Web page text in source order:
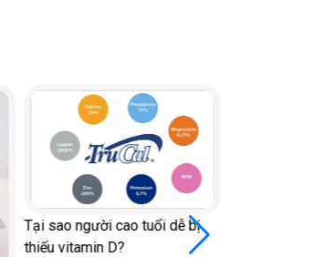
Tại sao người cao tuổi dễ bị
thiếu vitamin D?